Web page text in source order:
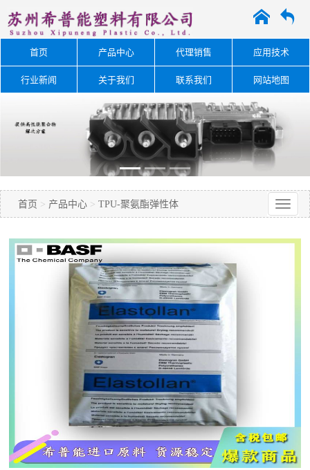
A O
首页 产品中心 代理销售 应用技术
行业新闻 关于我们 联系我们 网站地图
首页 > 产品中心 > TPU-聚氨酯弹性体